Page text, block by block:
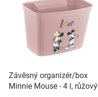
Hračkářství
Přihlášení
Závěsný organizér/box
Minnie Mouse - 4 l, růžový